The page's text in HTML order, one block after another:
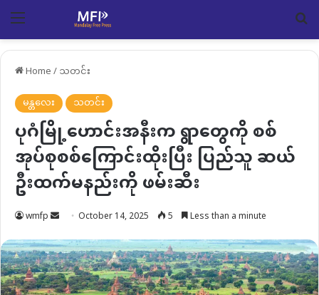
Menu
Home/သတင်း
မန္တလေး
သတင်း
ပုဂံမြို့ဟောင်းအနီးက ရွာတွေကို စစ်
အုပ်စုစစ်ကြောင်းထိုးပြီး ပြည်သူ ဆယ်
ဦးထက်မနည်းကို ဖမ်းဆီး
wmfp Send
email
October 14, 2025 5 Less than a minute